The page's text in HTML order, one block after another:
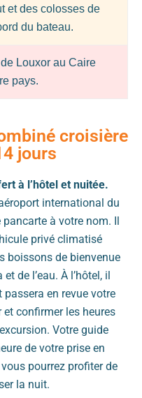
et des colosses de
du bateau.
Louxor au Caire
pays.
croisière
jours
à l’hôtel et nuitée.
international du
à votre nom. Il
privé climatisé
boissons de bienvenue
de l’eau. À l’hôtel, il
en revue votre
confirmer les heures
Votre guide
de votre prise en
pourrez profiter de
la nuit.